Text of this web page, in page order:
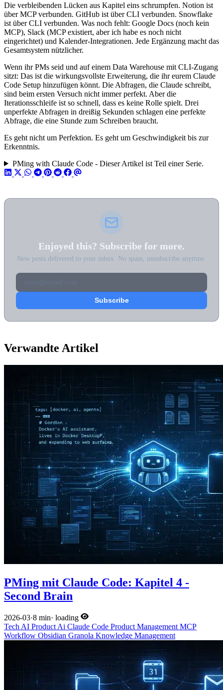
Die verbleibenden Lücken aus Kapitel eins schrumpfen. Notion ist
über MCP verbunden. GitHub ist über CLI verbunden. Snowflake
ist über CLI verbunden. Was noch fehlt: Google Docs (noch kein
MCP), Slack (MCP existiert, aber ich habe es noch nicht
eingerichtet) und Kalender-Integrationen. Jede Ergänzung macht das
Gesamtsystem nützlicher.
Wenn ihr PMs seid und auf einem Data Warehouse mit CLI-Zugang
sitzt: Das ist die wirkungsvollste Erweiterung, die ihr eurem Claude
Code Setup hinzufügen könnt. Die Abfragen, die Claude schreibt,
sind beim ersten Versuch nicht immer perfekt. Aber die
Iterationsschleife ist so schnell, dass es keine Rolle spielt. Drei
unperfekte Abfragen in dreißig Sekunden schlagen eine perfekte
Abfrage, die eine Stunde zum Schreiben braucht.
Es geht nicht um Perfektion. Es geht um Geschwindigkeit bis zur
Erkenntnis.
PMing with Claude Code - Dieser Artikel ist Teil einer Serie.
Enjoyed this? Subscribe for more.
New posts delivered to your inbox. No spam, unsubscribe anytime.
Verwandte Artikel
PMing mit Claude Code: Kapitel 4 -
Second Brain
2026-03·8 min· loading
TechAI ProductAi Claude Code Product ManagementMCP
Workflow Obsidian Granola Knowledge Management